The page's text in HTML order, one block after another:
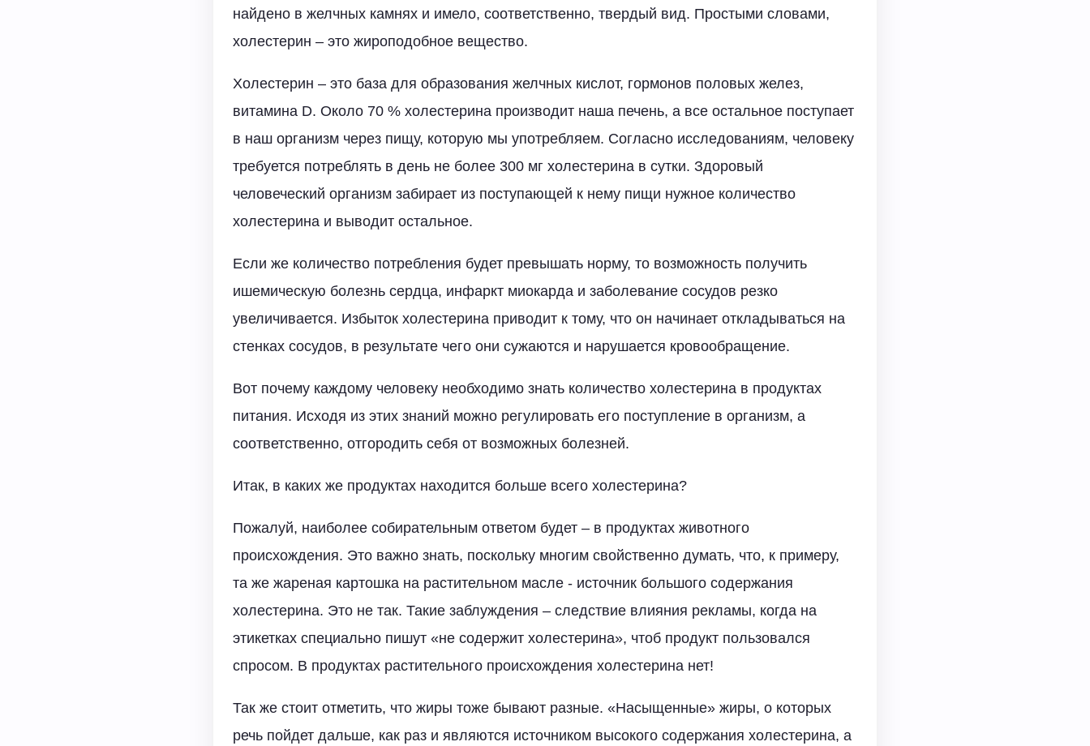
найдено в желчных камнях и имело, соответственно, твердый вид. Простыми словами,
холестерин – это жироподобное вещество.
Холестерин – это база для образования желчных кислот, гормонов половых желез,
витамина D. Около 70 % холестерина производит наша печень, а все остальное поступает
в наш организм через пищу, которую мы употребляем. Согласно исследованиям, человеку
требуется потреблять в день не более 300 мг холестерина в сутки. Здоровый
человеческий организм забирает из поступающей к нему пищи нужное количество
холестерина и выводит остальное.
Если же количество потребления будет превышать норму, то возможность получить
ишемическую болезнь сердца, инфаркт миокарда и заболевание сосудов резко
увеличивается. Избыток холестерина приводит к тому, что он начинает откладываться на
стенках сосудов, в результате чего они сужаются и нарушается кровообращение.
Вот почему каждому человеку необходимо знать количество холестерина в продуктах
питания. Исходя из этих знаний можно регулировать его поступление в организм, а
соответственно, отгородить себя от возможных болезней.
Итак, в каких же продуктах находится больше всего холестерина?
Пожалуй, наиболее собирательным ответом будет – в продуктах животного
происхождения. Это важно знать, поскольку многим свойственно думать, что, к примеру,
та же жареная картошка на растительном масле - источник большого содержания
холестерина. Это не так. Такие заблуждения – следствие влияния рекламы, когда на
этикетках специально пишут «не содержит холестерина», чтоб продукт пользовался
спросом. В продуктах растительного происхождения холестерина нет!
Так же стоит отметить, что жиры тоже бывают разные. «Насыщенные» жиры, о которых
речь пойдет дальше, как раз и являются источником высокого содержания холестерина, а